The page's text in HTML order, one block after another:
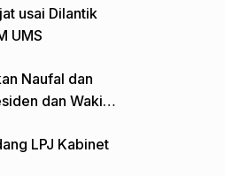
usai Dilantik
UMS
Naufal dan
dan Wakil
LPJ Kabinet